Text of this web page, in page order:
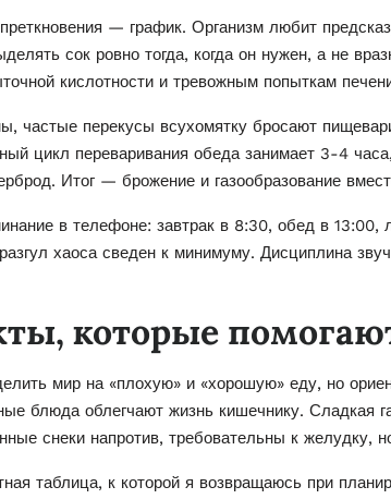
— график. Организм любит
сок ровно тогда, когда он нужен, а не
кислотности и тревожным попыткам
частые перекусы всухомятку бросают
цикл переваривания обеда занимает 3-4
Итог — брожение и газообразование
в телефоне: завтрак в 8:30, обед в
хаоса сведен к минимуму. Дисциплина
которые
мир на «плохую» и «хорошую» еду, но
блюда облегчают жизнь кишечнику. Сладкая
снеки напротив, требовательны к желудку,
таблица, к которой я возвращаюсь при